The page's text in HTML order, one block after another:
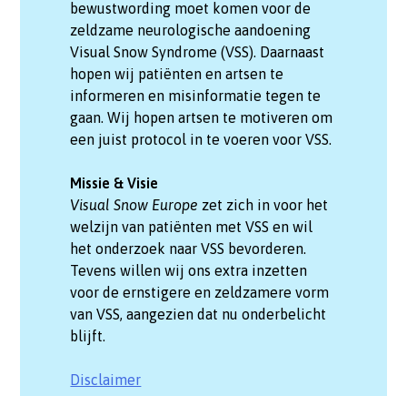
bewustwording moet komen voor de
zeldzame neurologische aandoening
Visual Snow Syndrome (VSS). Daarnaast
hopen wij patiënten en artsen te
informeren en misinformatie tegen te
gaan. Wij hopen artsen te motiveren om
een juist protocol in te voeren voor VSS.
Missie & Visie
Visual Snow Europe zet zich in voor het
welzijn van patiënten met VSS en wil
het onderzoek naar VSS bevorderen.
Tevens willen wij ons extra inzetten
voor de ernstigere en zeldzamere vorm
van VSS, aangezien dat nu onderbelicht
blijft.
Disclaimer